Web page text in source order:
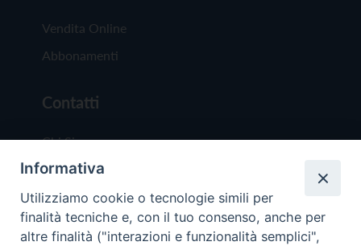
Vendita Online
Abbonamenti
Contatti
Chi Siamo
Redazione
Scrivici
Informativa
Utilizziamo cookie o tecnologie simili per
finalità tecniche e, con il tuo consenso, anche per
altre finalità ("interazioni e funzionalità semplici",